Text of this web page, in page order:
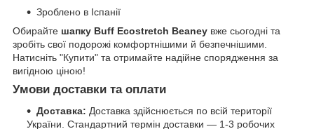
Зроблено в Іспанії
Обирайте шапку Buff Ecostretch Beaney вже сьогодні та
зробіть свої подорожі комфортнішими й безпечнішими.
Натисніть "Купити" та отримайте надійне спорядження за
вигідною ціною!
Умови доставки та оплати
Доставка: Доставка здійснюється по всій території
України. Стандартний термін доставки — 1-3 робочих